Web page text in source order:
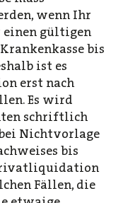
wenn Ihr
einen gültigen
bis
ist es
erst nach
Es wird
schriftlich
Nichtvorlage
bis
Fällen, die